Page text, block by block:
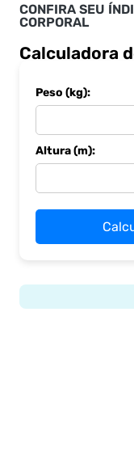
CONFIRA SEU
CORPORAL
Calculadora
Peso (kg):
Altura (m):